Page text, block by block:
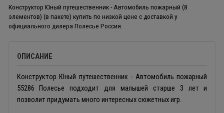
Конструктор Юный путешественник - Автомобиль пожарный (8
элементов) (в пакете) купить по низкой цене с доставкой у
официального дилера Полесье Россия.
ОПИСАНИЕ
Конструктор Юный путешественник - Автомобиль пожарный
55286 Полесье подходит для малышей старше 3 лет и
позволит придумать много интересных сюжетных игр.